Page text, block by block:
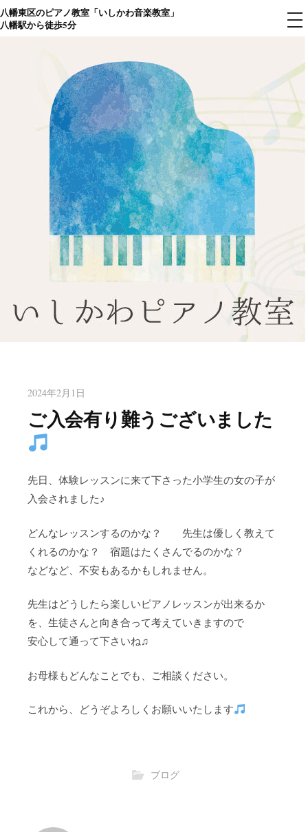
コ
ン
八幡東区のピアノ教室「いしかわ音楽教室」
八幡駅から徒歩5分
メ
ニ
2024年2月1日
ご入会有り難うございました
先日、体験レッスンに来て下さった小学生の女の子が
入会されました♪
どんなレッスンするのかな？ 先生は優しく教えて
くれるのかな？ 宿題はたくさんでるのかな？
などなど、不安もあるかもしれません。
先生はどうしたら楽しいピアノレッスンが出来るか
を、生徒さんと向き合って考えていきますので
安心して通って下さいね♫
お母様もどんなことでも、ご相談ください。
これから、どうぞよろしくお願いいたします
ブログ